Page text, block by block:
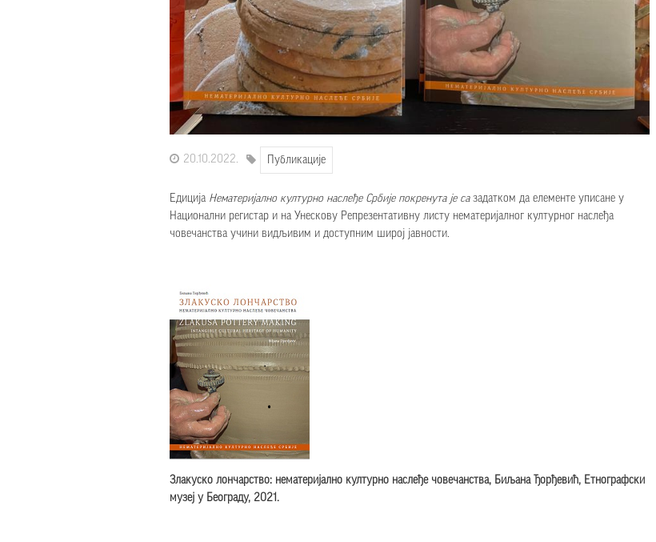
20.10.2022. Публикације
Едиција Нематеријално културно наслеђе Србије покренута је са задатком да елементе уписане у
Национални регистар и на Унескову Репрезентативну листу нематеријалног културног наслеђа
човечанства учини видљивим и доступним широј јавности.
Злакуско лончарство: нематеријално културно наслеђе човечанства, Биљана Ђорђевић, Етнографски
музеј у Београду, 2021.